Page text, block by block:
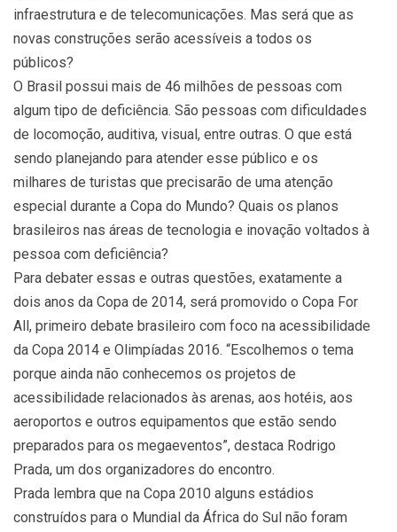
infraestrutura e de telecomunicações. Mas será que as
novas construções serão acessíveis a todos os
públicos?
O Brasil possui mais de 46 milhões de pessoas com
algum tipo de deficiência. São pessoas com dificuldades
de locomoção, auditiva, visual, entre outras. O que está
sendo planejando para atender esse público e os
milhares de turistas que precisarão de uma atenção
especial durante a Copa do Mundo? Quais os planos
brasileiros nas áreas de tecnologia e inovação voltados à
pessoa com deficiência?
Para debater essas e outras questões, exatamente a
dois anos da Copa de 2014, será promovido o Copa For
All, primeiro debate brasileiro com foco na acessibilidade
da Copa 2014 e Olimpíadas 2016. “Escolhemos o tema
porque ainda não conhecemos os projetos de
acessibilidade relacionados às arenas, aos hotéis, aos
aeroportos e outros equipamentos que estão sendo
preparados para os megaeventos”, destaca Rodrigo
Prada, um dos organizadores do encontro.
Prada lembra que na Copa 2010 alguns estádios
construídos para o Mundial da África do Sul não foram